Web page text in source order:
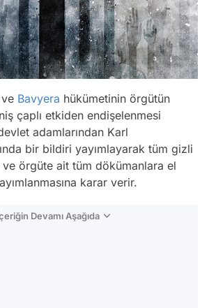
Bavyera hükümetinin örgütün
çaplı etkiden endişelenmesi
adamlarından Karl
bir bildiri yayımlayarak tüm gizli
örgüte ait tüm dökümanlara el
karar verir.
Devamı Aşağıda